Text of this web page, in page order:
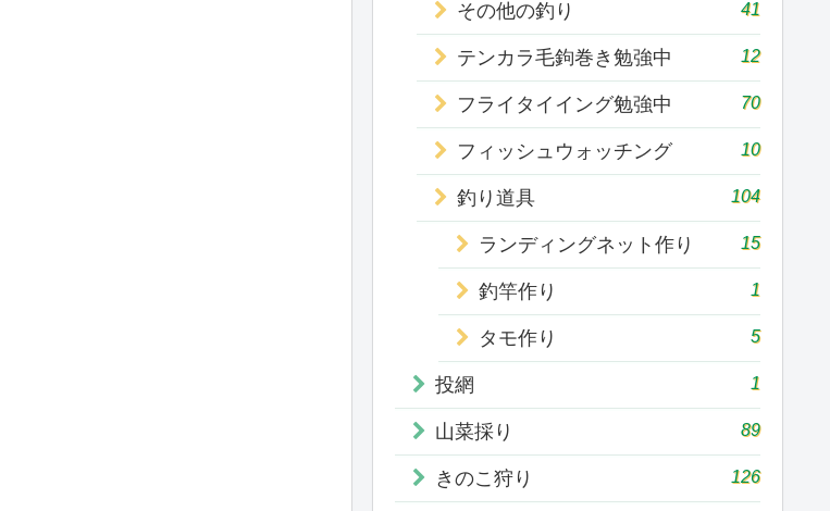
その他の釣り 41
テンカラ毛鉤巻き勉強中 12
フライタイイング勉強中 70
フィッシュウォッチング 10
釣り道具 104
ランディングネット作り 15
釣竿作り 1
タモ作り 5
投網 1
山菜採り 89
きのこ狩り 126